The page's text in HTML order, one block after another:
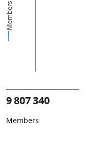
Members
9 807 340
Members